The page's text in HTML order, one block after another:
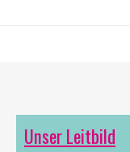
Unser Leitbild